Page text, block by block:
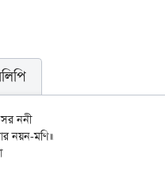
সর ননী
নয়ন-মণি॥